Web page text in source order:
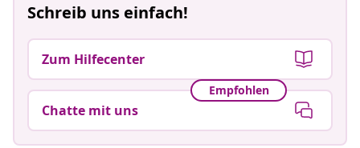
Schreib uns einfach!
Zum Hilfecenter
Empfohlen
Chatte mit uns